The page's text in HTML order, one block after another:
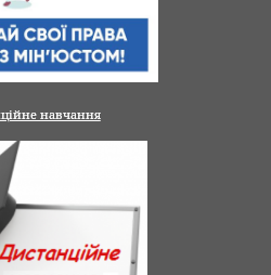
навчання